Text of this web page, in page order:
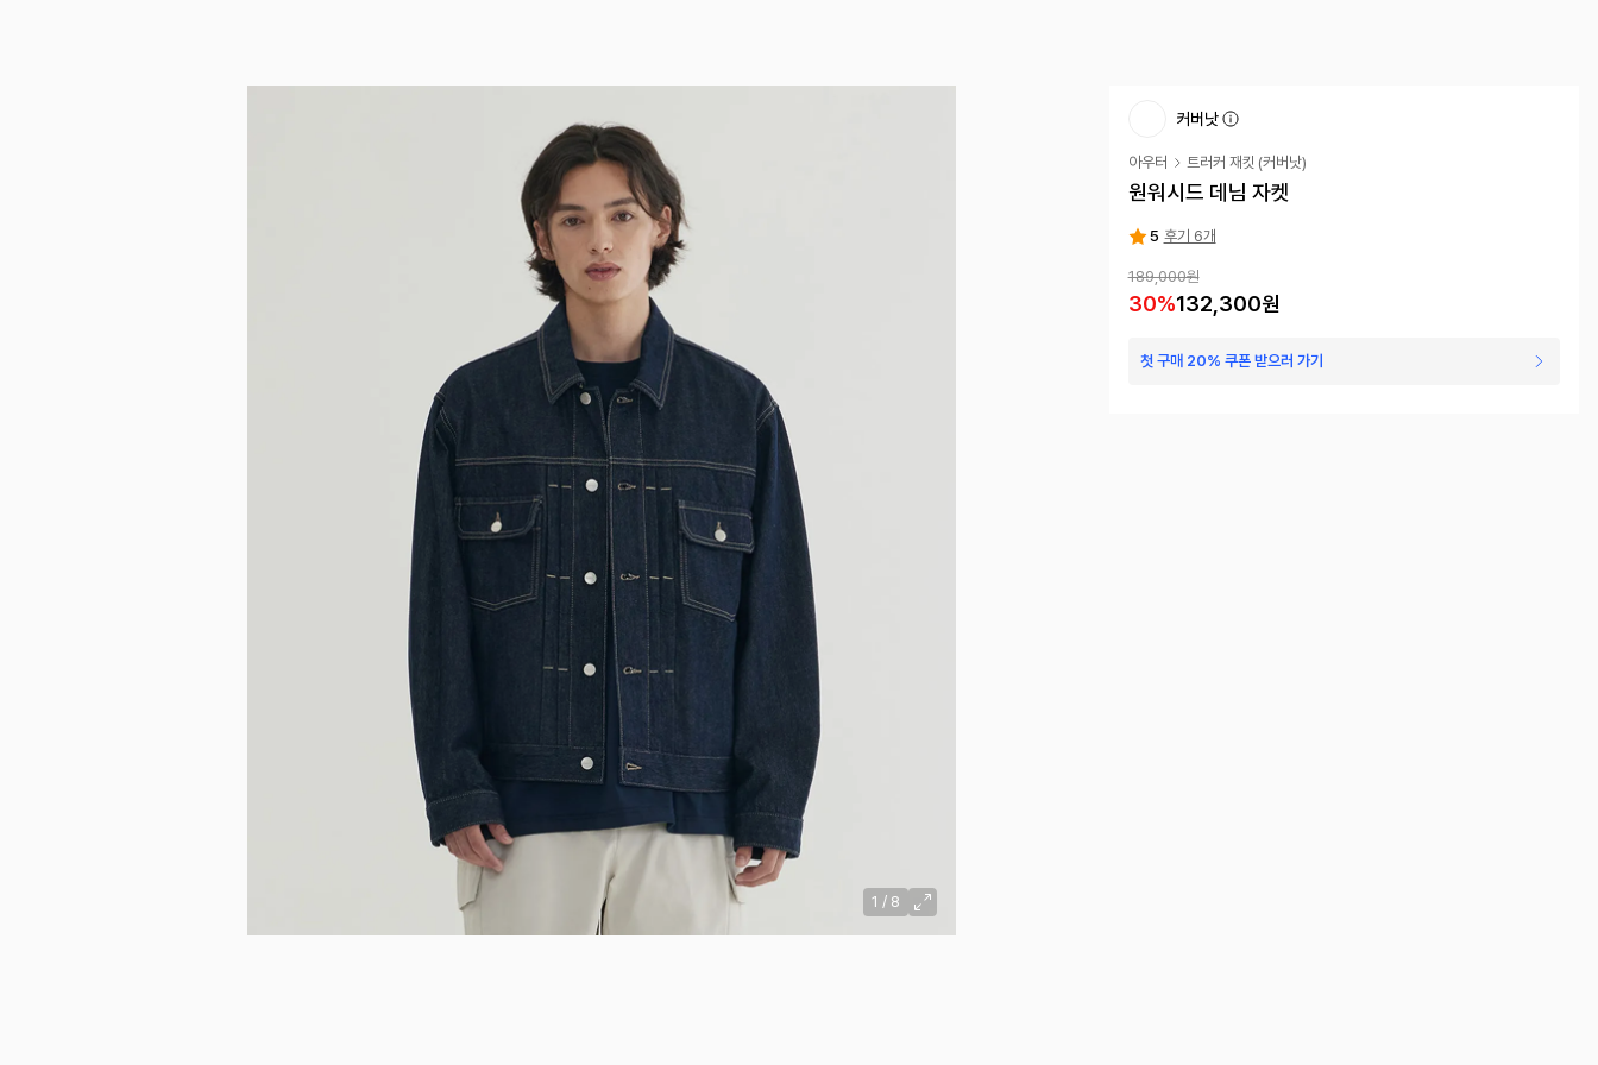
1 / 8
커버낫
아우터 트러커 재킷 (커버낫)
원워시드 데님 자켓
5 후기 6개
189,000원
30%132,300원
첫 구매 20% 쿠폰 받으러 가기